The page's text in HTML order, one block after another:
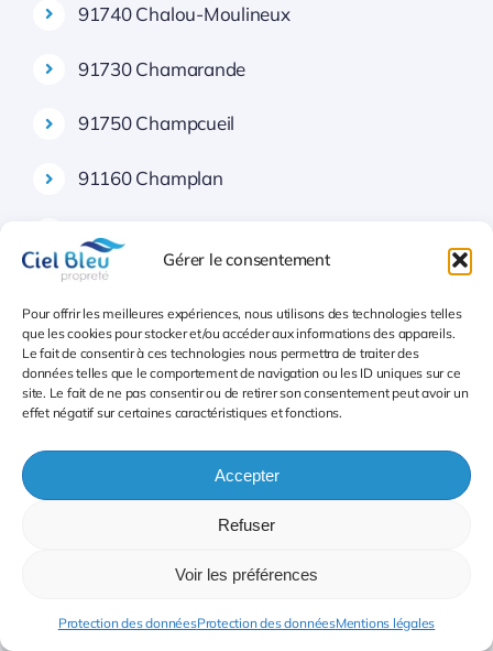
Gérer le consentement
Pour offrir les meilleures expériences, nous utilisons des technologies telles
que les cookies pour stocker et/ou accéder aux informations des appareils.
Le fait de consentir à ces technologies nous permettra de traiter des
données telles que le comportement de navigation ou les ID uniques sur ce
site. Le fait de ne pas consentir ou de retirer son consentement peut avoir un
effet négatif sur certaines caractéristiques et fonctions.
Accepter
Refuser
Voir les préférences
Protection des donnéesProtection des donnéesMentions légales
91740 Chalou-Moulineux
91730 Chamarande
91750 Champcueil
91160 Champlan
91150 Champmotteux
91410 Chatignonville
91580 Chauffour-lès-Étréchy
91630 Cheptainville
91750 Chevannes
Second secteur lavage des vitres 91 Essonne
91380 Chilly-Mazarin
91740 Congerville-Thionville